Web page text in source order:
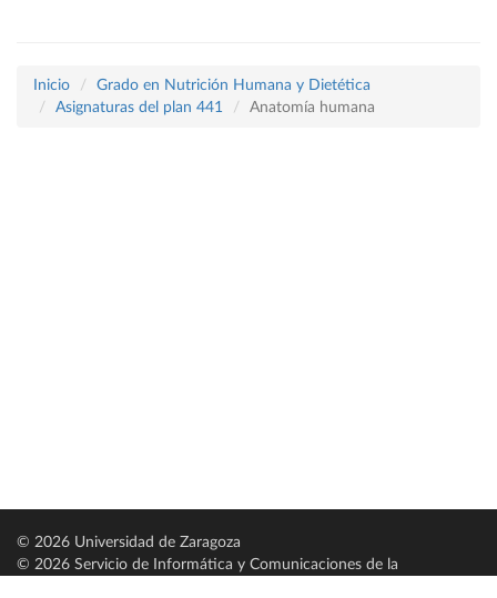
Inicio
Grado en Nutrición Humana y Dietética
Asignaturas del plan 441
Anatomía humana
© 2026 Universidad de Zaragoza
© 2026 Servicio de Informática y Comunicaciones de la